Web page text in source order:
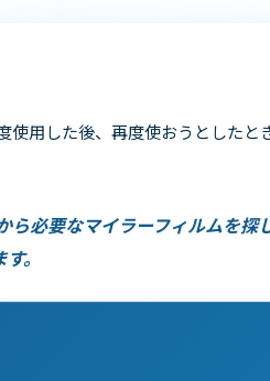
用した後、再度使おうとしたと
ら必要なマイラーフィルムを探
。